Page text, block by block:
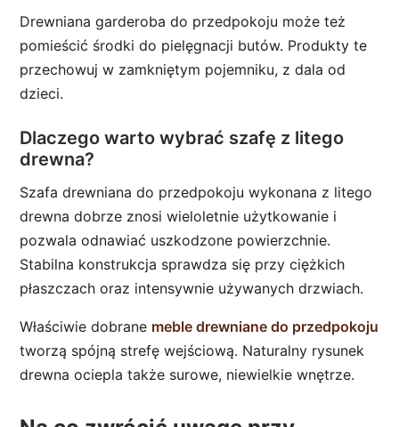
Drewniana garderoba do przedpokoju może też
pomieścić środki do pielęgnacji butów. Produkty te
przechowuj w zamkniętym pojemniku, z dala od
dzieci.
Dlaczego warto wybrać szafę z litego
drewna?
Szafa drewniana do przedpokoju wykonana z litego
drewna dobrze znosi wieloletnie użytkowanie i
pozwala odnawiać uszkodzone powierzchnie.
Stabilna konstrukcja sprawdza się przy ciężkich
płaszczach oraz intensywnie używanych drzwiach.
Właściwie dobrane meble drewniane do przedpokoju
tworzą spójną strefę wejściową. Naturalny rysunek
drewna ociepla także surowe, niewielkie wnętrze.